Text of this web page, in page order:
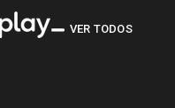
VER TODOS